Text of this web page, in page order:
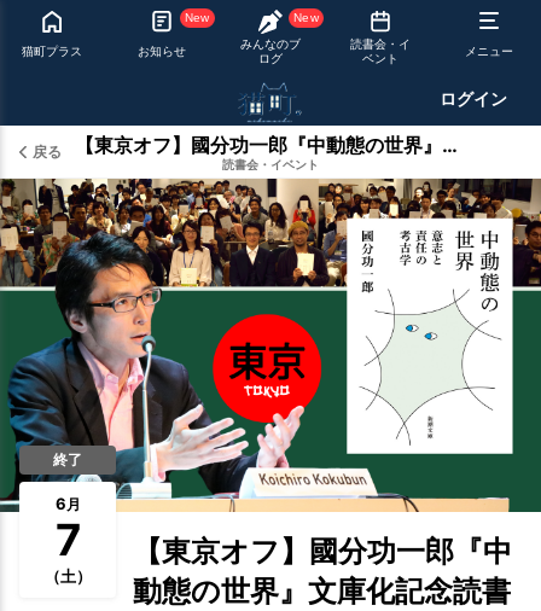
猫町プラス
New
お知らせ
New
みんなのブ
ログ
読書会・イ
ベント
メニュー
ログイン
戻る 【東京オフ】國分功一郎『中動態の世界』文庫化記念読書会【30名限定】
読書会・イベント
終了
6月
7
（土）
【東京オフ】國分功一郎『中
動態の世界』文庫化記念読書